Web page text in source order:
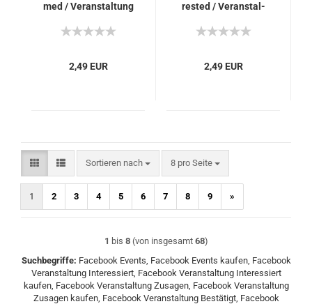
med / Ver­an­stal­tung
2,49 EUR
rested / Ver­an­stal­
ga­ben für Dich
2,49 EUR
Sortieren nach
Sortieren nach 8 pro Seite
pro Seite
1 2 3 4 5 6 7 8 9 »
1 bis 8(von insgesamt 68)
Suchbegriffe: Facebook Events, Facebook Events kaufen, Facebook
Veranstaltung Interessiert, Facebook Veranstaltung Interessiert
kaufen, Facebook Veranstaltung Zusagen, Facebook Veranstaltung
Zusagen kaufen, Facebook Veranstaltung Bestätigt, Facebook